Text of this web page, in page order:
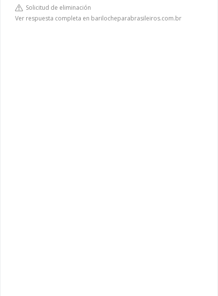
Solicitud de eliminación
Ver respuesta completa en barilocheparabrasileiros.com.br